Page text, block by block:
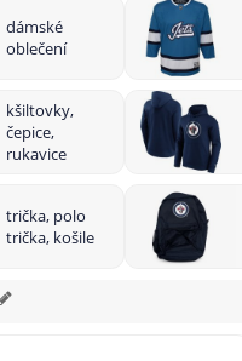
dámské
oblečení
kšiltovky,
čepice,
rukavice
trička, polo
trička, košile